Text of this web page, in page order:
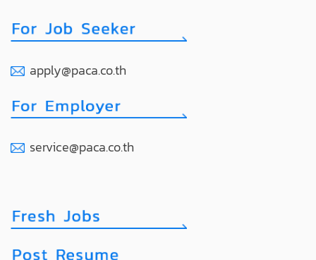
apply@paca.co.th
service@paca.co.th